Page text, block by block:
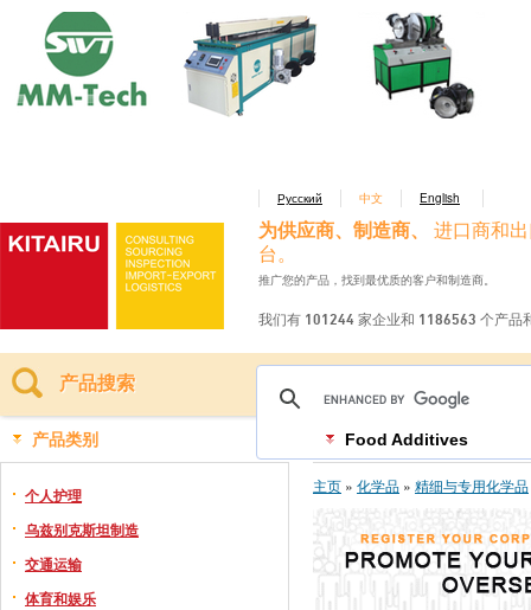
Русский 中文 English
为供应商、制造商、
进口商和
台。
推广您的产品，找到最优质的客户和制造商。
我们有 101244 家企业和 1186563 个产品
产品搜索
产品类别
个人护理
乌兹别克斯坦制造
交通运输
体育和娱乐
Food Additives
主页 » 化学品 » 精细与专用化学品